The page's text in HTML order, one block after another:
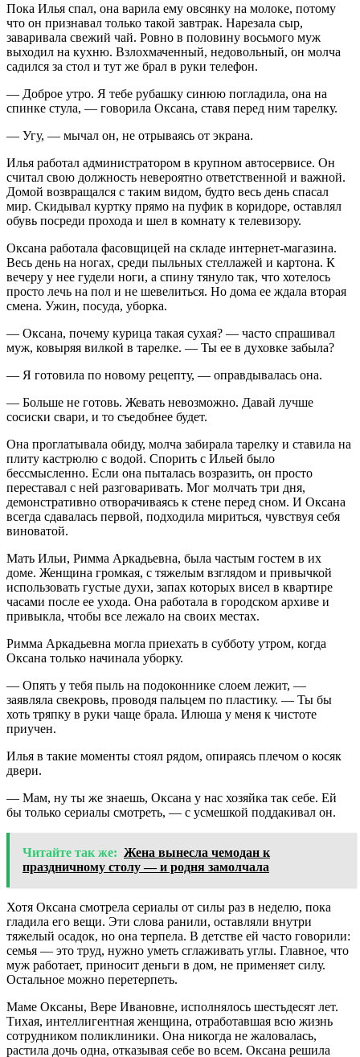
Пока Илья спал, она варила ему овсянку на молоке, потому
что он признавал только такой завтрак. Нарезала сыр,
заваривала свежий чай. Ровно в половину восьмого муж
выходил на кухню. Взлохмаченный, недовольный, он молча
садился за стол и тут же брал в руки телефон.
— Доброе утро. Я тебе рубашку синюю погладила, она на
спинке стула, — говорила Оксана, ставя перед ним тарелку.
— Угу, — мычал он, не отрываясь от экрана.
Илья работал администратором в крупном автосервисе. Он
считал свою должность невероятно ответственной и важной.
Домой возвращался с таким видом, будто весь день спасал
мир. Скидывал куртку прямо на пуфик в коридоре, оставлял
обувь посреди прохода и шел в комнату к телевизору.
Оксана работала фасовщицей на складе интернет-магазина.
Весь день на ногах, среди пыльных стеллажей и картона. К
вечеру у нее гудели ноги, а спину тянуло так, что хотелось
просто лечь на пол и не шевелиться. Но дома ее ждала вторая
смена. Ужин, посуда, уборка.
— Оксана, почему курица такая сухая? — часто спрашивал
муж, ковыряя вилкой в тарелке. — Ты ее в духовке забыла?
— Я готовила по новому рецепту, — оправдывалась она.
— Больше не готовь. Жевать невозможно. Давай лучше
сосиски свари, и то съедобнее будет.
Она проглатывала обиду, молча забирала тарелку и ставила на
плиту кастрюлю с водой. Спорить с Ильей было
бессмысленно. Если она пыталась возразить, он просто
переставал с ней разговаривать. Мог молчать три дня,
демонстративно отворачиваясь к стене перед сном. И Оксана
всегда сдавалась первой, подходила мириться, чувствуя себя
виноватой.
Мать Ильи, Римма Аркадьевна, была частым гостем в их
доме. Женщина громкая, с тяжелым взглядом и привычкой
использовать густые духи, запах которых висел в квартире
часами после ее ухода. Она работала в городском архиве и
привыкла, чтобы все лежало на своих местах.
Римма Аркадьевна могла приехать в субботу утром, когда
Оксана только начинала уборку.
— Опять у тебя пыль на подоконнике слоем лежит, —
заявляла свекровь, проводя пальцем по пластику. — Ты бы
хоть тряпку в руки чаще брала. Илюша у меня к чистоте
приучен.
Илья в такие моменты стоял рядом, опираясь плечом о косяк
двери.
— Мам, ну ты же знаешь, Оксана у нас хозяйка так себе. Ей
бы только сериалы смотреть, — с усмешкой поддакивал он.
Читайте так же: Жена вынесла чемодан к
праздничному столу — и родня замолчала
Хотя Оксана смотрела сериалы от силы раз в неделю, пока
гладила его вещи. Эти слова ранили, оставляли внутри
тяжелый осадок, но она терпела. В детстве ей часто говорили:
семья — это труд, нужно уметь сглаживать углы. Главное, что
муж работает, приносит деньги в дом, не применяет силу.
Остальное можно перетерпеть.
Маме Оксаны, Вере Ивановне, исполнялось шестьдесят лет.
Тихая, интеллигентная женщина, отработавшая всю жизнь
сотрудником поликлиники. Она никогда не жаловалась,
растила дочь одна, отказывая себе во всем. Оксана решила